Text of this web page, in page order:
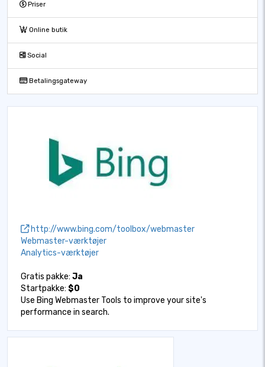
Priser
Online butik
Social
Betalingsgateway
http://www.bing.com/toolbox/webmaster
Webmaster-værktøjer
Analytics-værktøjer
Gratis pakke: Ja
Startpakke: $0
Use Bing Webmaster Tools to improve your site's
performance in search.